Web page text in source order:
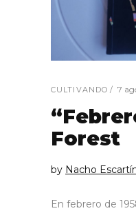
CULTIVANDO 7
Forest
by Nacho
En febrero de